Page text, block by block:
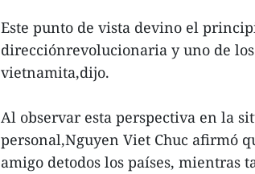
Este punto de vista devino el
direcciónrevolucionaria y uno de
vietnamita,dijo.
Al observar esta perspectiva en la
personal,Nguyen Viet Chuc afirmó
amigo detodos los países, mientras